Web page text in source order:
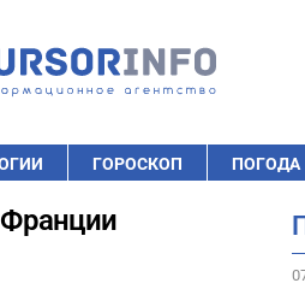
ГОРОСКОП ПОГОДА